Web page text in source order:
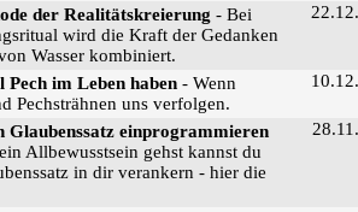
der Realitätskreierung - Bei
wird die Kraft der Gedanken
Wasser kombiniert.
im Leben haben - Wenn
Pechsträhnen uns verfolgen.
Glaubenssatz einprogrammieren
Allbewusstsein gehst kannst du
in dir verankern - hier die